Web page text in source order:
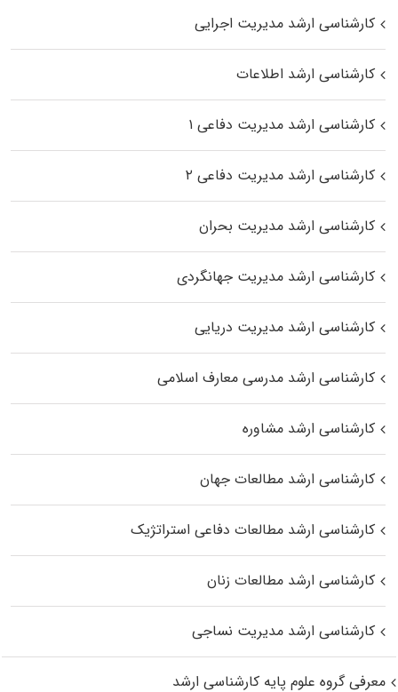
کارشناسی ارشد مدیریت اجرایی
کارشناسی ارشد اطلاعات
کارشناسی ارشد مدیریت دفاعی ۱
کارشناسی ارشد مدیریت دفاعی ۲
کارشناسی ارشد مدیریت بحران
کارشناسی ارشد مدیریت جهانگردی
کارشناسی ارشد مدیریت دریایی
کارشناسی ارشد مدرسی معارف اسلامی
کارشناسی ارشد مشاوره
کارشناسی ارشد مطالعات جهان
کارشناسی ارشد مطالعات دفاعی استراتژیک
کارشناسی ارشد مطالعات زنان
کارشناسی ارشد مدیریت نساجی
معرفی گروه علوم پایه کارشناسی ارشد